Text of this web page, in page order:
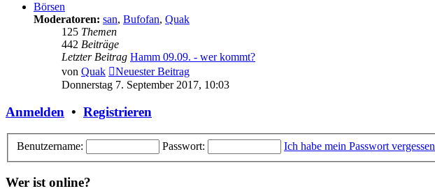
Börsen
Moderatoren: san, Bufofan, Quak
125 Themen
442 Beiträge
Letzter Beitrag Hamm 09.09. - wer kommt?
von Quak
Neuester Beitrag
Donnerstag 7. September 2017, 10:03
Anmelden • Registrieren
Benutzername: Passwort: Ich habe mein Passwort vergessen
Wer ist online?